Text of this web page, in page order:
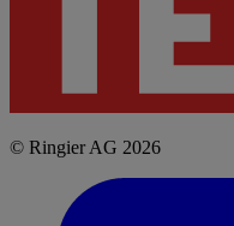
© Ringier AG 2026